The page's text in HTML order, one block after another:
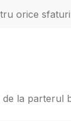
orice
la parterul